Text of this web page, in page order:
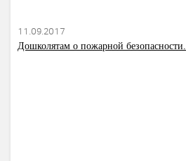
11.09.2017
Дошколятам о пожарной безопасности.